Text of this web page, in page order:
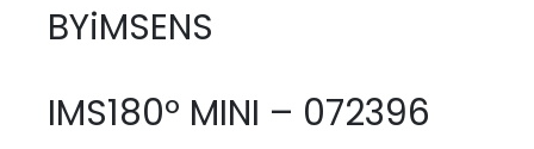
BYiMSENS
IMS180º MINI – 072396